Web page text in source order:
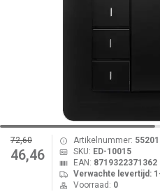
72,60
46,46
Artikelnummer:
SKU: ED-10015
EAN: 8719322371362
Verwachte levertijd:
Voorraad: 0